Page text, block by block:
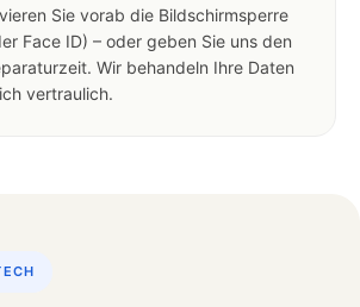
Sie vorab die Bildschirmsperre
Face ID) – oder geben Sie uns den
Wir behandeln Ihre Daten
vertraulich.